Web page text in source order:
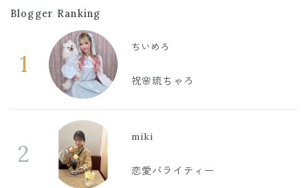
Blogger Ranking
1
ちいめろ
祝🌸琉ちゃろ
2
miki
恋愛バライティー